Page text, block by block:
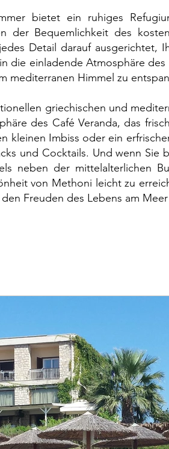
bietet ein ruhiges
der Bequemlichkeit des
Detail darauf ausgerichtet,
die einladende Atmosphäre
mediterranen Himmel zu
griechischen und
des Café Veranda, das
kleinen Imbiss oder ein
und Cocktails. Und wenn
neben der mittelalterlichen
von Methoni leicht zu
Freuden des Lebens am